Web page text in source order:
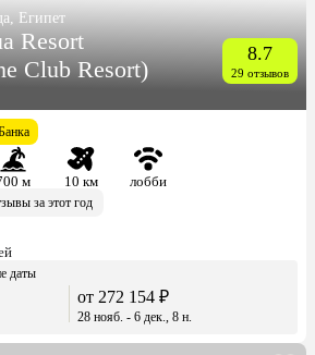
Египет
Resort
Club Resort)
8.7
29 отзывов
м 10 км
лобби
за этот год
даты
от 272 154 ₽
28 нояб. - 6 дек., 8 н.